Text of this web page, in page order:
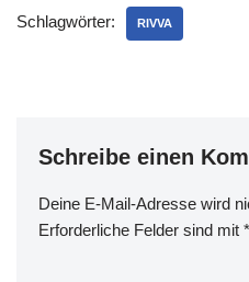
Schlagwörter: RIVVA
Schreibe einen
Deine E-Mail-Adresse wird
Erforderliche Felder sind mit *